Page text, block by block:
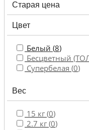
Старая цена
Цвет
Белый (8)
Бесцветный
Супербелая (0)
Вес
15 кг (0)
2.7 кг (0)